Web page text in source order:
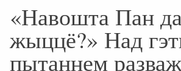
«Навошта Пан
жыццё?» Над
пытаннем